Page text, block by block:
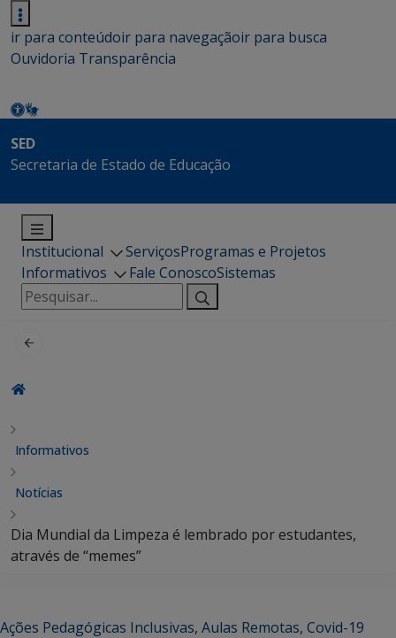
ir para conteúdoir para navegaçãoir para busca
Ouvidoria Transparência
SED
Secretaria de Estado de Educação
Institucional ServiçosProgramas e Projetos
Informativos
Fale ConoscoSistemas
Pesquisar
por:
Informativos
Notícias
Dia Mundial da Limpeza é lembrado por estudantes,
através de “memes”
Ações Pedagógicas Inclusivas, Aulas Remotas, Covid-19